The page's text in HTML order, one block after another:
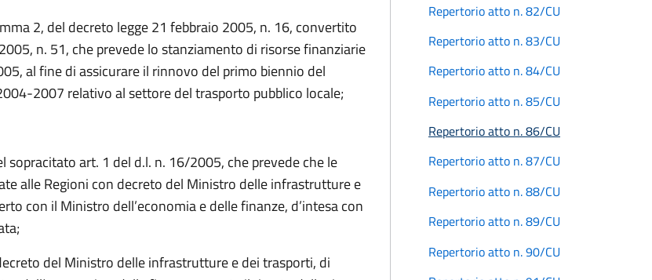
2, del decreto legge 21 febbraio 2005, n. 16, convertito
n. 51, che prevede lo stanziamento di risorse finanziarie
al fine di assicurare il rinnovo del primo biennio del
2007 relativo al settore del trasporto pubblico locale;
sopracitato art. 1 del d.l. n. 16/2005, che prevede che le
alle Regioni con decreto del Ministro delle infrastrutture e
con il Ministro dell’economia e delle finanze, d’intesa con
del Ministro delle infrastrutture e dei trasporti, di
Repertorio atto n. 82/CU
Repertorio atto n. 83/CU
Repertorio atto n. 84/CU
Repertorio atto n. 85/CU
Repertorio atto n. 86/CU
Repertorio atto n. 87/CU
Repertorio atto n. 88/CU
Repertorio atto n. 89/CU
Repertorio atto n. 90/CU